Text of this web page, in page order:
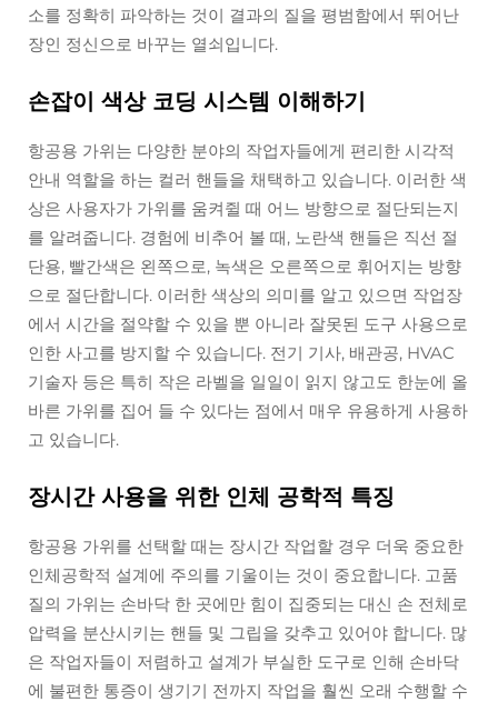
소를 정확히 파악하는 것이 결과의 질을 평범함에서 뛰어난
장인 정신으로 바꾸는 열쇠입니다.
손잡이 색상 코딩 시스템 이해하기
항공용 가위는 다양한 분야의 작업자들에게 편리한 시각적
안내 역할을 하는 컬러 핸들을 채택하고 있습니다. 이러한 색
상은 사용자가 가위를 움켜쥘 때 어느 방향으로 절단되는지
를 알려줍니다. 경험에 비추어 볼 때, 노란색 핸들은 직선 절
단용, 빨간색은 왼쪽으로, 녹색은 오른쪽으로 휘어지는 방향
으로 절단합니다. 이러한 색상의 의미를 알고 있으면 작업장
에서 시간을 절약할 수 있을 뿐 아니라 잘못된 도구 사용으로
인한 사고를 방지할 수 있습니다. 전기 기사, 배관공, HVAC
기술자 등은 특히 작은 라벨을 일일이 읽지 않고도 한눈에 올
바른 가위를 집어 들 수 있다는 점에서 매우 유용하게 사용하
고 있습니다.
장시간 사용을 위한 인체 공학적 특징
항공용 가위를 선택할 때는 장시간 작업할 경우 더욱 중요한
인체공학적 설계에 주의를 기울이는 것이 중요합니다. 고품
질의 가위는 손바닥 한 곳에만 힘이 집중되는 대신 손 전체로
압력을 분산시키는 핸들 및 그립을 갖추고 있어야 합니다. 많
은 작업자들이 저렴하고 설계가 부실한 도구로 인해 손바닥
에 불편한 통증이 생기기 전까지 작업을 훨씬 오래 수행할 수